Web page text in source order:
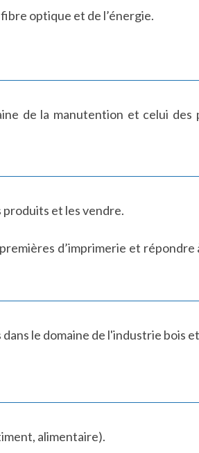
optique et de l’énergie.
de la manutention et celui des
et les vendre.
d’imprimerie et répondre
le domaine de l'industrie bois
alimentaire).